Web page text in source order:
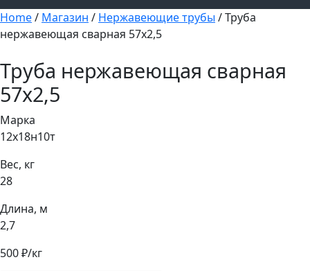
Home/ Магазин / Нержавеющие трубы / Труба
нержавеющая сварная 57х2,5
Труба нержавеющая сварная
57х2,5
Марка
12х18н10т
Вес, кг
28
Длина, м
2,7
500₽/кг